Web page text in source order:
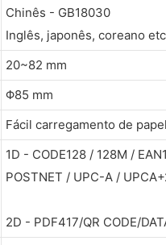
Chinês - GB18030
Inglês, japonês, coreano
20~82 mm
Φ85 mm
Fácil carregamento de papel
1D - CODE128 / 128M /
POSTNET / UPC-A /
2D - PDF417/QR CODE/